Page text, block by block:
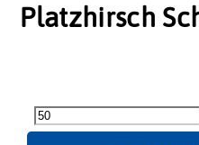
Platzhirsch
Schokolade
50g